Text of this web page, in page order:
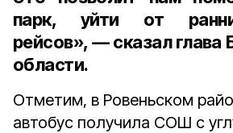
парк, уйти от
рейсов», — сказал глава
области.
Отметим, в Ровеньском
автобус получила СОШ с